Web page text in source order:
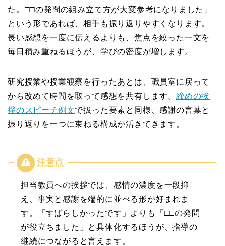
た。□□の発問の組み立て方が大変参考になりました」
という形であれば、相手も振り返りやすくなります。
長い感想を一度に伝えるよりも、焦点を絞った一文を
毎日積み重ねるほうが、学びの密度が増します。
研究授業や授業観察を行ったあとは、職員室に戻って
から改めて時間を取って感想を共有します。 締めの挨
拶のスピーチ例文で扱った要素と同様、感謝の言葉と
振り返りを一つに束ねる構成が活きてきます。
担当教員への挨拶では、感情の濃度を一段抑
え、事実と感謝を端的に並べる形が好まれま
す。「すばらしかったです」よりも「□□の発問
が役立ちました」と具体化するほうが、指導の
継続につながると言えます。